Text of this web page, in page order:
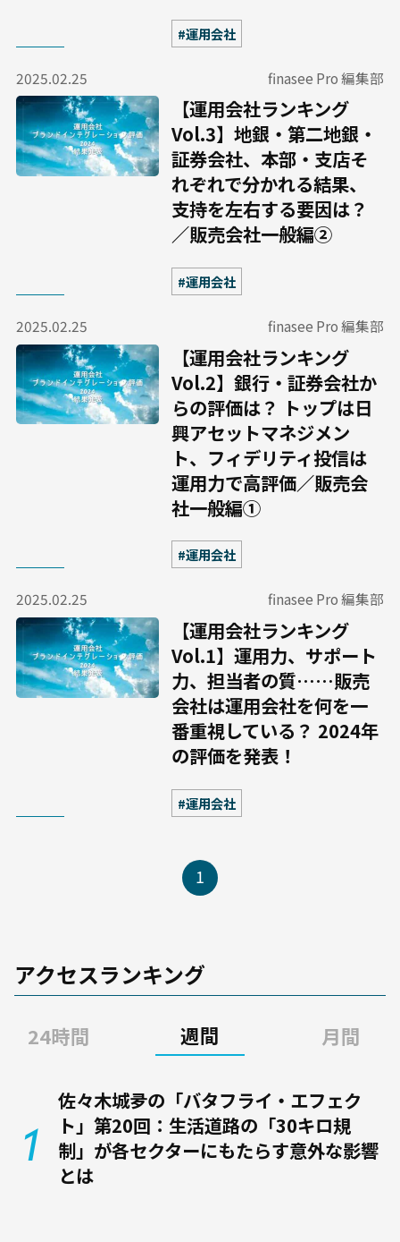
#運用会社
2025.02.25 finasee Pro 編集部
【運用会社ランキング
Vol.3】地銀・第二地銀・
証券会社、本部・支店そ
れぞれで分かれる結果、
支持を左右する要因は？
／販売会社一般編②
#運用会社
2025.02.25 finasee Pro 編集部
【運用会社ランキング
Vol.2】銀行・証券会社か
らの評価は？ トップは日
興アセットマネジメン
ト、フィデリティ投信は
運用力で高評価／販売会
社一般編①
#運用会社
2025.02.25 finasee Pro 編集部
【運用会社ランキング
Vol.1】運用力、サポート
力、担当者の質……販売
会社は運用会社を何を一
番重視している？ 2024年
の評価を発表！
#運用会社
1
アクセスランキング
24時間 週間 月間
佐々木城夛の「バタフライ・エフェク
ト」第20回：生活道路の「30キロ規
制」が各セクターにもたらす意外な影響
とは